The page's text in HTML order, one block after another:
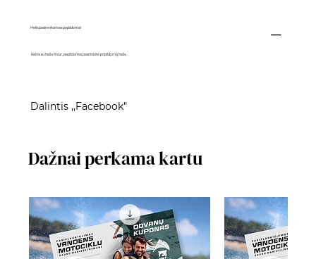
Helis pasirenkamas papildomai
Kaina su heliu 9 eur, papildomai pasirinkite pripildymą heliu
Dalintis ,,Facebook"
Dažnai perkama kartu